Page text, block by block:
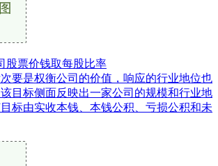
股票价钱取每股比率
要是权衡公司的价值，响应的行业地位也
目标侧面反映出一家公司的规模和行业地
标由实收本钱、本钱公积、亏损公积和未